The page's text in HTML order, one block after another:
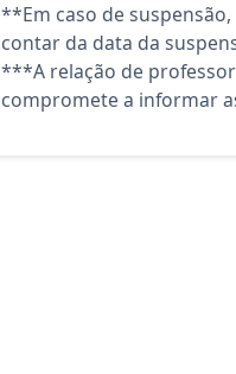
**Em caso de
contar da data da
***A relação de
compromete a informar